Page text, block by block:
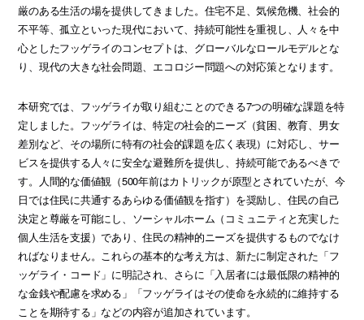
厳のある生活の場を提供してきました。住宅不足、気候危機、社会的
不平等、孤立といった現代において、持続可能性を重視し、人々を中
心としたフッゲライのコンセプトは、グローバルなロールモデルとな
り、現代の大きな社会問題、エコロジー問題への対応策となります。
本研究では、フッゲライが取り組むことのできる7つの明確な課題を特
定しました。フッゲライは、特定の社会的ニーズ（貧困、教育、男女
差別など、その場所に特有の社会的課題を広く表現）に対応し、サー
ビスを提供する人々に安全な避難所を提供し、持続可能であるべきで
す。人間的な価値観（500年前はカトリックが原型とされていたが、今
日では住民に共通するあらゆる価値観を指す）を奨励し、住民の自己
決定と尊厳を可能にし、ソーシャルホーム（コミュニティと充実した
個人生活を支援）であり、住民の精神的ニーズを提供するものでなけ
ればなりません。これらの基本的な考え方は、新たに制定された「フ
ッゲライ・コード」に明記され、さらに「入居者には最低限の精神的
な金銭や配慮を求める」「フッゲライはその使命を永続的に維持する
ことを期待する」などの内容が追加されています。